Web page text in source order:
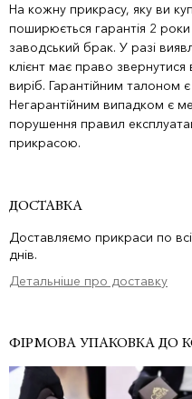
На кожну прикрасу, яку ви
поширюється гарантія 2
заводський брак. У разі
клієнт має право
виріб. Гарантійним талоном
Негарантійним випадком є
порушення правил
прикрасою.
ДОСТАВКА
Доставляємо прикраси по
днів.
Детальніше про доставку
ФІРМОВА УПАКОВКА ДО